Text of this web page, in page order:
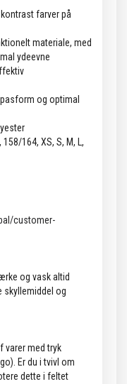
farver på
materiale, med
ydeevne
og optimal
164, XS, S, M, L,
customer-
og vask altid
skyllemiddel og
varer med tryk
Er du i tvivl om
dette i feltet